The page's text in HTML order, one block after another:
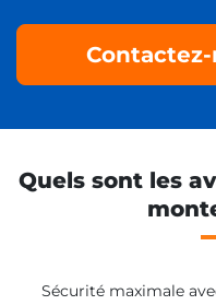
Quels sont les
Sécurité maximale